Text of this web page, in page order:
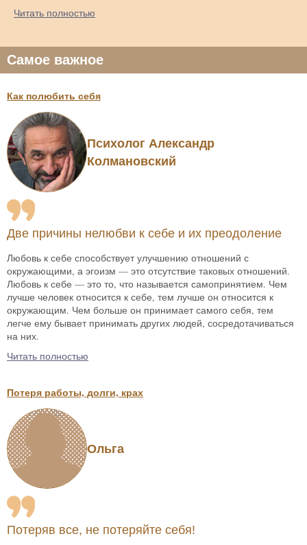
Самое важное
Как полюбить себя
Психолог Александр
Колмановский
Две причины нелюбви к себе и их преодоление
Любовь к себе способствует улучшению отношений с
окружающими, а эгоизм — это отсутствие таковых отношений.
Любовь к себе — это то, что называется самопринятием. Чем
лучше человек относится к себе, тем лучше он относится к
окружающим. Чем больше он принимает самого себя, тем
легче ему бывает принимать других людей, сосредотачиваться
на них.
Читать полностью
Потеря работы, долги, крах
Ольга
Потеряв все, не потеряйте себя!
Читать полностью